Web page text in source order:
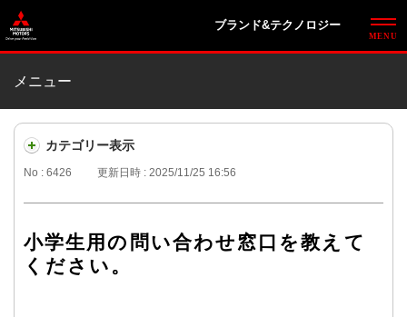
ブランド&テクノロジー
メニュー
カテゴリー表示
No : 6426 更新日時 : 2025/11/25 16:56
小学生用の問い合わせ窓口を教えて
ください。